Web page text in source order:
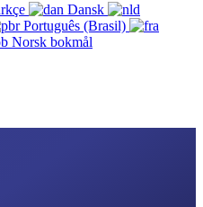
Dansk
Português (Brasil)
Norsk bokmål